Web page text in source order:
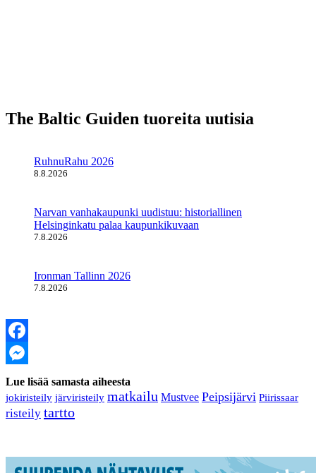
The Baltic Guiden tuoreita uutisia
RuhnuRahu 2026
8.8.2026
Narvan vanhakaupunki uudistuu: historiallinen
Helsinginkatu palaa kaupunkikuvaan
7.8.2026
Ironman Tallinn 2026
7.8.2026
Facebook
Messenger
Lue lisää samasta aiheesta
jokiristeily järviristeily matkailu Mustvee Peipsijärvi Piirissaar
risteily tartto